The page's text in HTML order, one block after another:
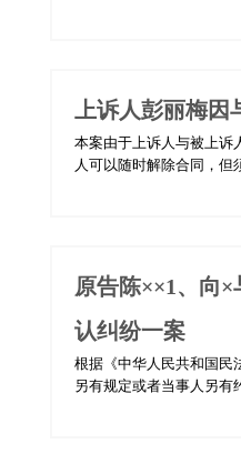
上诉人彭丽梅因
本案由于上诉人与被上诉
人可以随时解除合同，但
原告陈××1、向
认纠纷一案
根据《中华人民共和国民
另有规定或者当事人另有